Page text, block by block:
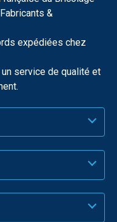
&
expédiées chez
service de qualité et